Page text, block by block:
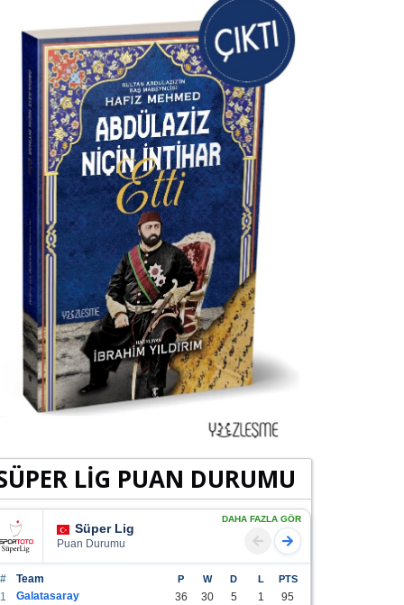
LİG PUAN DURUMU
Süper Lig
Puan Durumu
DAHA FAZLA GÖR
# Team P W D L PTS
1 Galatasaray 36 30 5 1
95